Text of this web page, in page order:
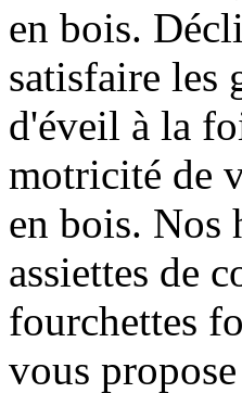
en bois.
satisfaire les
d'éveil à la
motricité de
en bois. Nos
assiettes de
fourchettes
vous